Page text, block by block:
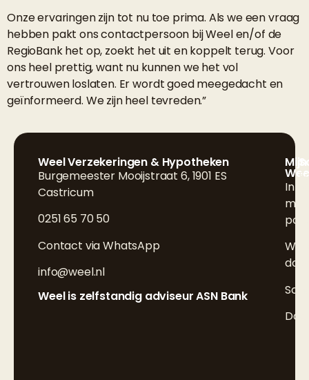
Onze ervaringen zijn tot nu toe prima. Als we een vraag
hebben pakt ons contactpersoon bij Weel en/of de
RegioBank het op, zoekt het uit en koppelt terug. Voor
ons heel prettig, want nu kunnen we het vol
vertrouwen loslaten. Er wordt goed meegedacht en
geïnformeerd. We zijn heel tevreden.”
Weel Verzekeringen & Hypotheken
Burgemeester Mooijstraat 6, 1901 ES
Castricum
0251 65 70 50
Contact via WhatsApp
info@weel.nl
Weel is zelfstandig adviseur ASN Bank
Mijn
mijn